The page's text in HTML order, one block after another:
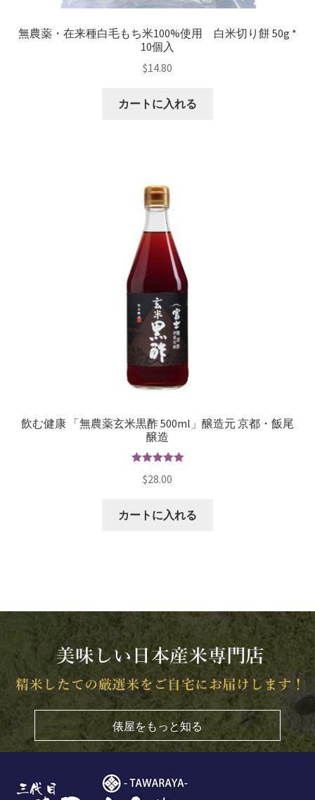
無農薬・在来種白毛もち米100%使用 白米切り餅 50g *
10個入
$14.80
カートに入れる
飲む健康 「無農薬玄米黒酢 500ml」醸造元 京都・飯尾
醸造
5.00
$28.00
カートに入れる
俵屋をもっと知る